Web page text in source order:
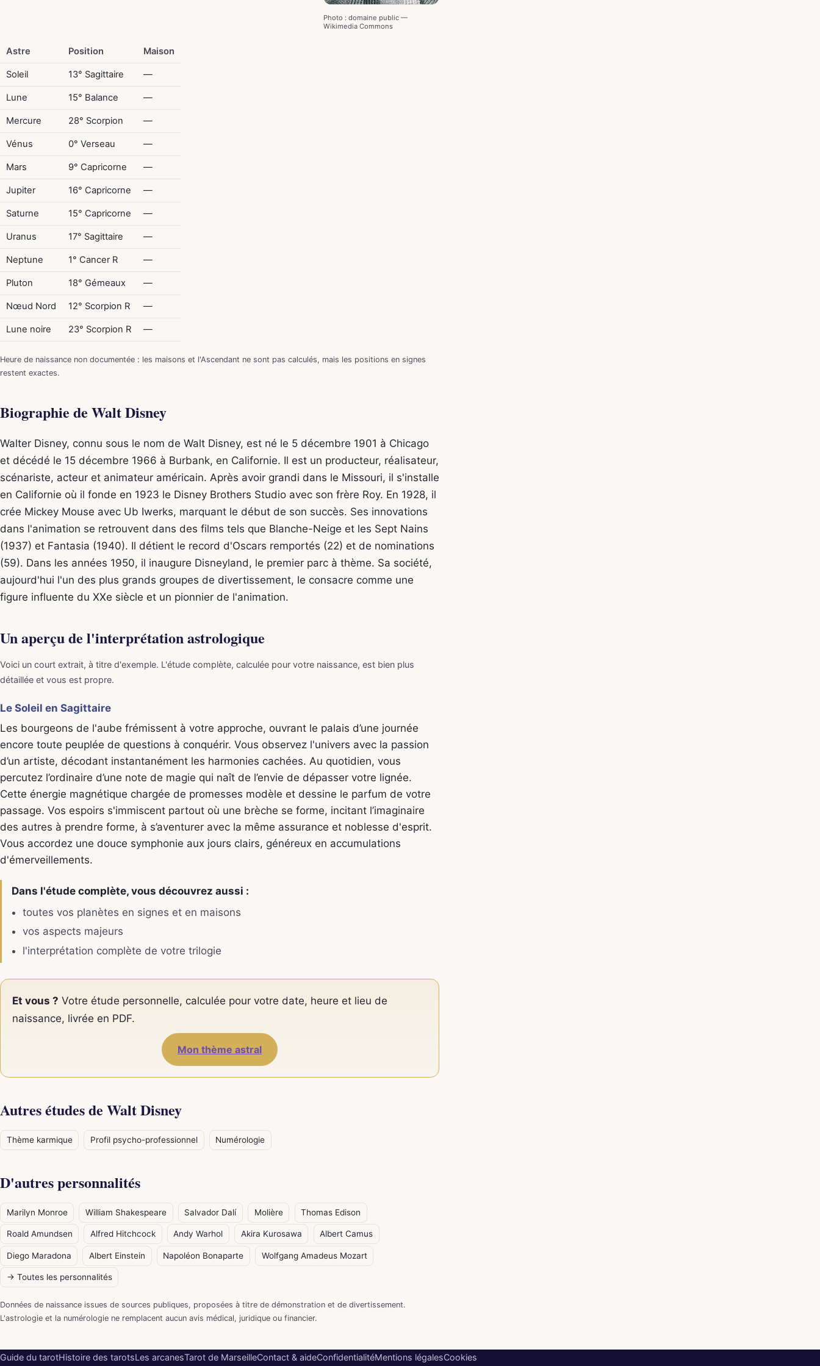
Photo : domaine public —
Wikimedia Commons
Astre Position Maison
Soleil 13° Sagittaire —
Lune 15° Balance —
Mercure 28° Scorpion —
Vénus 0° Verseau —
Mars 9° Capricorne —
Jupiter 16° Capricorne —
Saturne 15° Capricorne —
Uranus 17° Sagittaire —
Neptune 1° Cancer R —
Pluton 18° Gémeaux —
Nœud Nord 12° Scorpion R —
Lune noire 23° Scorpion R —
Heure de naissance non documentée : les maisons et l'Ascendant ne sont pas calculés, mais les positions en signes
restent exactes.
Biographie de Walt Disney
Walter Disney, connu sous le nom de Walt Disney, est né le 5 décembre 1901 à Chicago
et décédé le 15 décembre 1966 à Burbank, en Californie. Il est un producteur, réalisateur,
scénariste, acteur et animateur américain. Après avoir grandi dans le Missouri, il s'installe
en Californie où il fonde en 1923 le Disney Brothers Studio avec son frère Roy. En 1928, il
crée Mickey Mouse avec Ub Iwerks, marquant le début de son succès. Ses innovations
dans l'animation se retrouvent dans des films tels que Blanche-Neige et les Sept Nains
(1937) et Fantasia (1940). Il détient le record d'Oscars remportés (22) et de nominations
(59). Dans les années 1950, il inaugure Disneyland, le premier parc à thème. Sa société,
aujourd'hui l'un des plus grands groupes de divertissement, le consacre comme une
figure influente du XXe siècle et un pionnier de l'animation.
Un aperçu de l'interprétation astrologique
Voici un court extrait, à titre d'exemple. L'étude complète, calculée pour votre naissance, est bien plus
détaillée et vous est propre.
Le Soleil en Sagittaire
Les bourgeons de l'aube frémissent à votre approche, ouvrant le palais d’une journée
encore toute peuplée de questions à conquérir. Vous observez l'univers avec la passion
d’un artiste, décodant instantanément les harmonies cachées. Au quotidien, vous
percutez l’ordinaire d’une note de magie qui naît de l’envie de dépasser votre lignée.
Cette énergie magnétique chargée de promesses modèle et dessine le parfum de votre
passage. Vos espoirs s'immiscent partout où une brèche se forme, incitant l’imaginaire
des autres à prendre forme, à s’aventurer avec la même assurance et noblesse d'esprit.
Vous accordez une douce symphonie aux jours clairs, généreux en accumulations
d'émerveillements.
Dans l'étude complète, vous découvrez aussi :
toutes vos planètes en signes et en maisons
vos aspects majeurs
l'interprétation complète de votre trilogie
Et vous ? Votre étude personnelle, calculée pour votre date, heure et lieu de
naissance, livrée en PDF.
Mon thème astral
Autres études de Walt Disney
Thème karmique Profil psycho-professionnel Numérologie
D'autres personnalités
Marilyn Monroe William Shakespeare Salvador Dalí Molière Thomas Edison
Roald Amundsen Alfred Hitchcock Andy Warhol Akira Kurosawa Albert Camus
Diego Maradona Albert Einstein Napoléon Bonaparte Wolfgang Amadeus Mozart
→ Toutes les personnalités
Données de naissance issues de sources publiques, proposées à titre de démonstration et de divertissement.
L'astrologie et la numérologie ne remplacent aucun avis médical, juridique ou financier.
Guide du tarotHistoire des tarotsLes arcanesTarot de MarseilleContact & aideConfidentialitéMentions légalesCookies